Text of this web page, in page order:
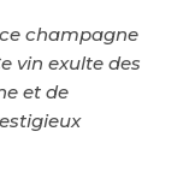
champagne
vin exulte des
et de